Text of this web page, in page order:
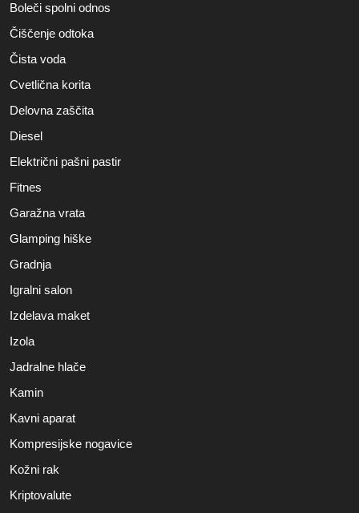
Boleči spolni odnos
Čiščenje odtoka
Čista voda
Cvetlična korita
Delovna zaščita
Diesel
Električni pašni pastir
Fitnes
Garažna vrata
Glamping hiške
Gradnja
Igralni salon
Izdelava maket
Izola
Jadralne hlače
Kamin
Kavni aparat
Kompresijske nogavice
Kožni rak
Kriptovalute